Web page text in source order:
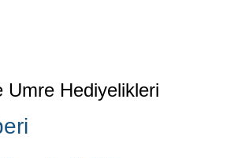
Umre Hediyelikleri